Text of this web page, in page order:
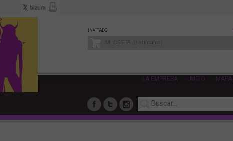
INVITADO
MI CESTA 0 artículos
LA EMPRESA INICIO